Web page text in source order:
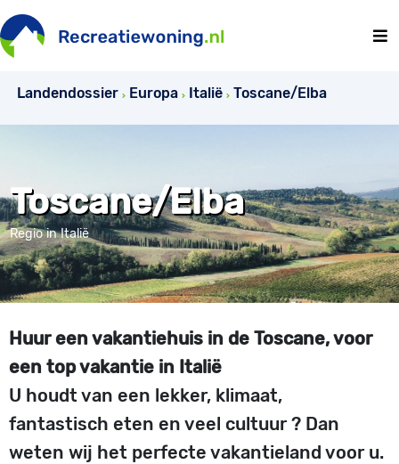
Landendossier Europa Italië Toscane/Elba
Toscane/Elba
Regio in Italië
Huur een vakantiehuis in de Toscane, voor
een top vakantie in Italië
U houdt van een lekker, klimaat,
fantastisch eten en veel cultuur ? Dan
weten wij het perfecte vakantieland voor u.